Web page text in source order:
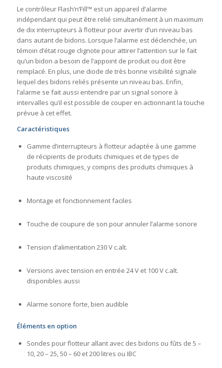
Le contrôleur Flash’n’Fill™ est un appareil d’alarme
indépendant qui peut être relié simultanément à un maximum
de dix interrupteurs à flotteur pour avertir d’un niveau bas
dans autant de bidons. Lorsque l’alarme est déclenchée, un
témoin d’état rouge clignote pour attirer l’attention sur le fait
qu’un bidon a besoin de l’appoint de produit ou doit être
remplacé. En plus, une diode de très bonne visibilité signale
lequel des bidons reliés présente un niveau bas. Enfin,
l’alarme se fait aussi entendre par un signal sonore à
intervalles qu’il est possible de couper en actionnant la touche
prévue à cet effet.
Caractéristiques
Gamme d’interrupteurs à flotteur adaptée à une gamme
de récipients de produits chimiques et de types de
produits chimiques, y compris des produits chimiques à
haute viscosité
Montage et fonctionnement faciles
Touche de coupure de son pour annuler l’alarme sonore
Tension d’alimentation 230 V c.alt.
Versions avec tension en entrée 24 V et 100 V c.alt.
disponibles aussi
Alarme sonore forte, bien audible
Éléments en option
Sondes pour flotteur allant avec des bidons ou fûts de 5 –
10, 20 – 25, 50 – 60 et 200 litres ou IBC